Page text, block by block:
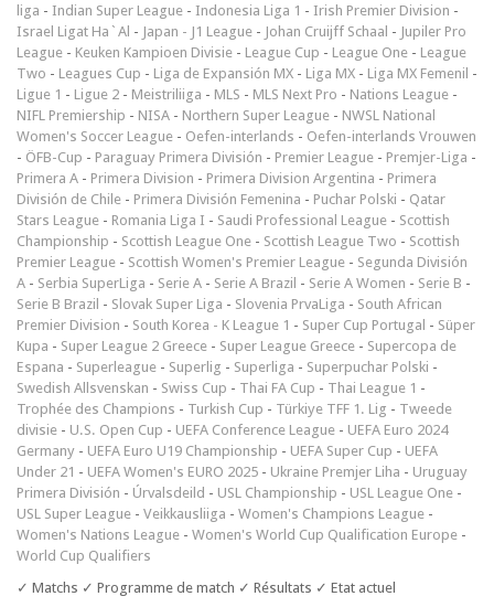
liga - Indian Super League - Indonesia Liga 1 - Irish Premier Division -
Israel Ligat Ha`Al - Japan - J1 League - Johan Cruijff Schaal - Jupiler Pro
League - Keuken Kampioen Divisie - League Cup - League One - League
Two - Leagues Cup - Liga de Expansión MX - Liga MX - Liga MX Femenil -
Ligue 1 - Ligue 2 - Meistriliiga - MLS - MLS Next Pro - Nations League -
NIFL Premiership - NISA - Northern Super League - NWSL National
Women's Soccer League - Oefen-interlands - Oefen-interlands Vrouwen
- ÖFB-Cup - Paraguay Primera División - Premier League - Premjer-Liga -
Primera A - Primera Division - Primera Division Argentina - Primera
División de Chile - Primera División Femenina - Puchar Polski - Qatar
Stars League - Romania Liga I - Saudi Professional League - Scottish
Championship - Scottish League One - Scottish League Two - Scottish
Premier League - Scottish Women's Premier League - Segunda División
A - Serbia SuperLiga - Serie A - Serie A Brazil - Serie A Women - Serie B -
Serie B Brazil - Slovak Super Liga - Slovenia PrvaLiga - South African
Premier Division - South Korea - K League 1 - Super Cup Portugal - Süper
Kupa - Super League 2 Greece - Super League Greece - Supercopa de
Espana - Superleague - Superlig - Superliga - Superpuchar Polski -
Swedish Allsvenskan - Swiss Cup - Thai FA Cup - Thai League 1 -
Trophée des Champions - Turkish Cup - Türkiye TFF 1. Lig - Tweede
divisie - U.S. Open Cup - UEFA Conference League - UEFA Euro 2024
Germany - UEFA Euro U19 Championship - UEFA Super Cup - UEFA
Under 21 - UEFA Women's EURO 2025 - Ukraine Premjer Liha - Uruguay
Primera División - Úrvalsdeild - USL Championship - USL League One -
USL Super League - Veikkausliiga - Women's Champions League -
Women's Nations League - Women's World Cup Qualification Europe -
World Cup Qualifiers
✓ Matchs ✓ Programme de match ✓ Résultats ✓ Etat actuel